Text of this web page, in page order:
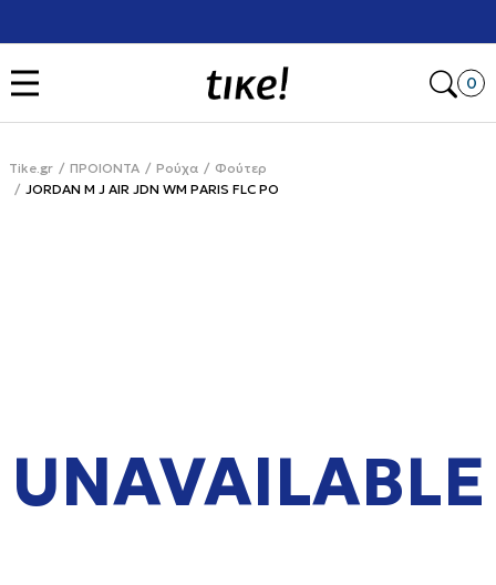
0
Tike.gr ΠΡΟΙΟΝΤΑ Ρούχα
Φούτερ
JORDAN M J AIR JDN WM PARIS FLC PO
UNAVAILABLE